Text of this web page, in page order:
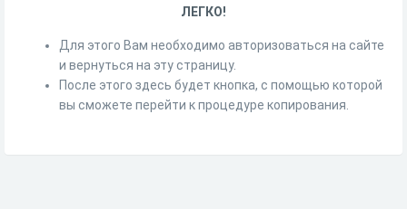
ЛЕГКО!
Для этого Вам необходимо авторизоваться на сайте
и вернуться на эту страницу.
После этого здесь будет кнопка, с помощью которой
вы сможете перейти к процедуре копирования.